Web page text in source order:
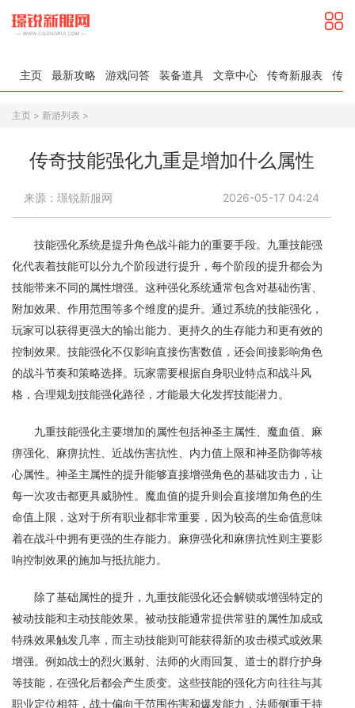
主页 最新攻略 游戏问答 装备道具 文章中心 传奇新服表 传
主页 > 新游列表 >
传奇技能强化九重是增加什么属性
来源：璟锐新服网 2026-05-17 04:24
技能强化系统是提升角色战斗能力的重要手段。九重技能强
化代表着技能可以分九个阶段进行提升，每个阶段的提升都会为
技能带来不同的属性增强。这种强化系统通常包含对基础伤害、
附加效果、作用范围等多个维度的提升。通过系统的技能强化，
玩家可以获得更强大的输出能力、更持久的生存能力和更有效的
控制效果。技能强化不仅影响直接伤害数值，还会间接影响角色
的战斗节奏和策略选择。玩家需要根据自身职业特点和战斗风
格，合理规划技能强化路径，才能最大化发挥技能潜力。
九重技能强化主要增加的属性包括神圣主属性、魔血值、麻
痹强化、麻痹抗性、近战伤害抗性、内力值上限和神圣防御等核
心属性。神圣主属性的提升能够直接增强角色的基础攻击力，让
每一次攻击都更具威胁性。魔血值的提升则会直接增加角色的生
命值上限，这对于所有职业都非常重要，因为较高的生命值意味
着在战斗中拥有更强的生存能力。麻痹强化和麻痹抗性则主要影
响控制效果的施加与抵抗能力。
除了基础属性的提升，九重技能强化还会解锁或增强特定的
被动技能和主动技能效果。被动技能通常提供常驻的属性加成或
特殊效果触发几率，而主动技能则可能获得新的攻击模式或效果
增强。例如战士的烈火溅射、法师的火雨回复、道士的群疗护身
等技能，在强化后都会产生质变。这些技能的强化方向往往与其
职业定位相符，战士偏向于范围伤害和爆发能力，法师侧重于持